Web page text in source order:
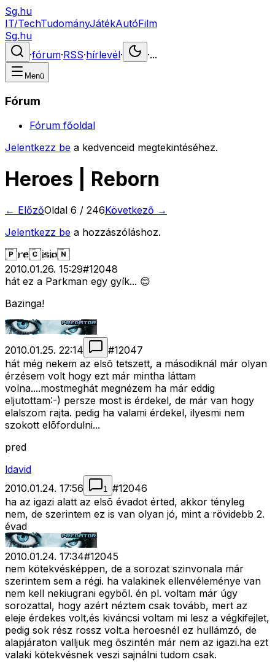
Sg.hu
IT/TechTudományJátékAutóFilm
Sg.hu
·fórum·RSS·hírlevél· ·...
Menü
Fórum
Fórum főoldal
Jelentkezz be a kedvenceid megtekintéséhez.
Heroes | Reborn
← ElőzőOldal 6 / 246Következő →
Jelentkezz be a hozzászóláshoz.
2010.01.26. 15:29#12048
hát ez a Parkman egy gyík... 😊
Bazinga!
2010.01.25. 22:14 #12047
hát még nekem az elsõ tetszett, a másodiknál már olyan
érzésem volt hogy ezt már mintha láttam
volna....mostmeghát megnézem ha már eddig
eljutottam:-) persze most is érdekel, de már van hogy
elalszom rajta. pedig ha valami érdekel, ilyesmi nem
szokott elõfordulni...
pred
ldavid
2010.01.24. 17:56
1 #12046
ha az igazi alatt az elsõ évadot érted, akkor tényleg
nem, de szerintem ez is van olyan jó, mint a rövidebb 2.
évad
2010.01.24. 17:34#12045
nem kötekvésképpen, de a sorozat szinvonala már
szerintem sem a régi. ha valakinek ellenvéleménye van
nem kell nekiugrani egybõl. én pl. voltam már úgy
sorozattal, hogy azért néztem csak tovább, mert az
eleje érdekes volt,és kiváncsi voltam mi lesz a végkifejlet,
pedig sok rész rossz volt.a heroesnél ez hullámzó, de
alapjáraton valljuk meg õszintén már nem az igazi.ha ezt
valaki kötekvésnek veszi sajnálni tudom csak.